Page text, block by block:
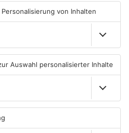
01.08.2026, 08:40 UHR IN SPORT